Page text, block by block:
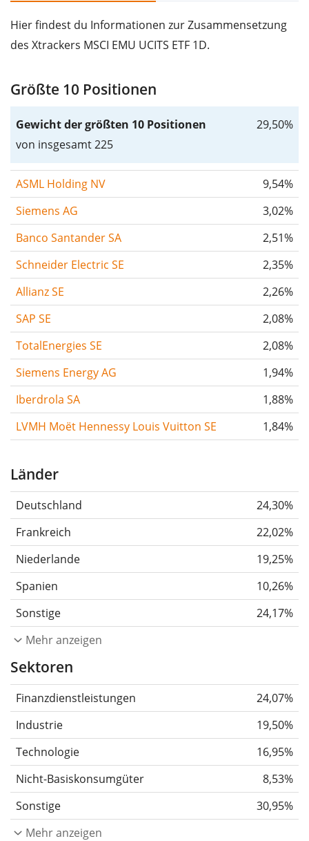
Hier findest du Informationen zur Zusammensetzung
des Xtrackers MSCI EMU UCITS ETF 1D.
Größte 10 Positionen
Gewicht der größten 10 Positionen
von insgesamt 225
29,50%
ASML Holding NV
9,54%
Siemens AG
3,02%
Banco Santander SA
2,51%
Schneider Electric SE
2,35%
Allianz SE
2,26%
SAP SE
2,08%
TotalEnergies SE
2,08%
Siemens Energy AG
1,94%
Iberdrola SA
1,88%
LVMH Moët Hennessy Louis Vuitton SE
1,84%
Länder
Deutschland
24,30%
Frankreich
22,02%
Niederlande
19,25%
Spanien
10,26%
Sonstige
24,17%
Mehr anzeigen
Sektoren
Finanzdienstleistungen
24,07%
Industrie
19,50%
Technologie
16,95%
Nicht-Basiskonsumgüter
8,53%
Sonstige
30,95%
Mehr anzeigen